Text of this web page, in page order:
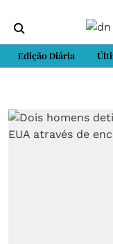
Edição Diária